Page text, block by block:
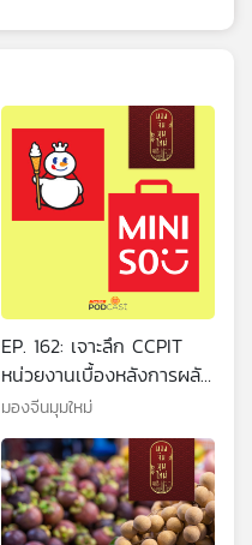
EP. 162: เจาะลึก CCPIT
หน่วยงานเบื้องหลังการผลัก
ดันธุรกิจจีนสู่ต่างประเทศ
มองจีนมุมใหม่